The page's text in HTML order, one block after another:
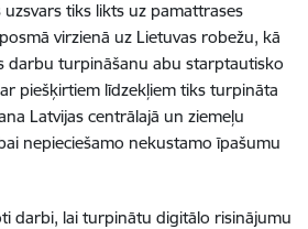
tiks likts uz pamattrases
virzienā uz Lietuvas robežu, kā
darbu turpināšanu abu starptautisko
piešķirtiem līdzekļiem tiks turpināta
Latvijas centrālajā un ziemeļu
nepieciešamo nekustamo īpašumu
darbi, lai turpinātu digitālo risinājumu